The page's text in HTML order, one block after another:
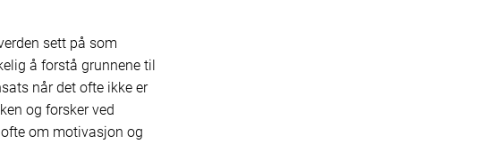
sett på som
å forstå grunnene til
når det ofte ikke er
og forsker ved
om motivasjon og